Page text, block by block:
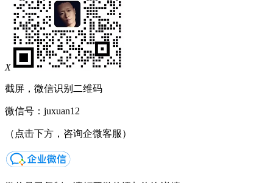
X
截屏，微信识别二维码
微信号： juxuan12
（点击下方，咨询企微客服）